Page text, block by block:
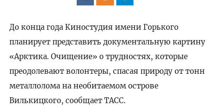
До конца года Киностудия имени Горького
планирует представить документальную картину
«Арктика. Очищение» о трудностях, которые
преодолевают волонтеры, спасая природу от тонн
металлолома на необитаемом острове
Вилькицкого, сообщает ТАСС.